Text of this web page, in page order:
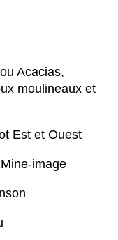
Acacias,
moulineaux et
Est et Ouest
image